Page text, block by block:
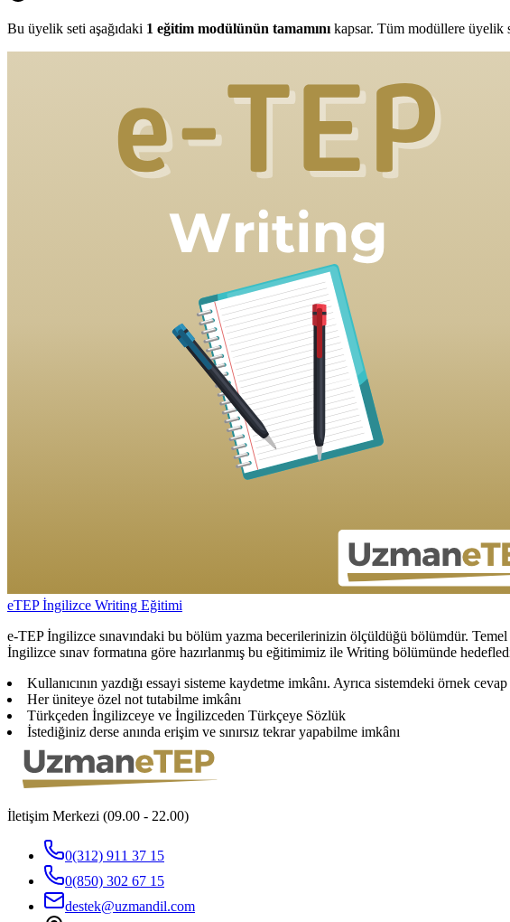
Bu üyelik seti aşağıdaki 1 eğitim modülünün tamamını kapsar. Tüm modüllere üyelik
eTEP İngilizce Writing Eğitimi
e-TEP İngilizce sınavındaki bu bölüm yazma becerilerinizin ölçüldüğü bölümdür.
İngilizce sınav formatına göre hazırlanmış bu eğitimimiz ile Writing bölümünde
Kullanıcının yazdığı essayi sisteme kaydetme imkânı. Ayrıca sistemdeki örnek cevap
Her üniteye özel not tutabilme imkânı
Türkçeden İngilizceye ve İngilizceden Türkçeye Sözlük
İstediğiniz derse anında erişim ve sınırsız tekrar yapabilme imkânı
İletişim Merkezi (09.00 - 22.00)
0(312) 911 37 15
0(850) 302 67 15
destek@uzmandil.com